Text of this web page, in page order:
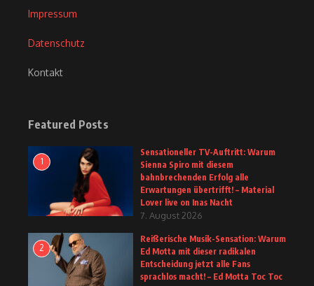
Impressum
Datenschutz
Kontakt
Featured Posts
1
Sensationeller TV-Auftritt: Warum
Sienna Spiro mit diesem
bahnbrechenden Erfolg alle
Erwartungen übertrifft! – Material
Lover live on Inas Nacht
7. August 2026
2
Reißerische Musik-Sensation: Warum
Ed Motta mit dieser radikalen
Entscheidung jetzt alle Fans
sprachlos macht! – Ed Motta Toc Toc